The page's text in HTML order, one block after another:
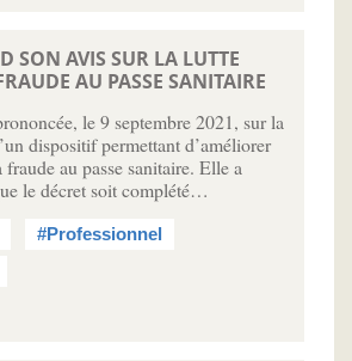
SON AVIS SUR LA LUTTE
AU PASSE SANITAIRE
le 9 septembre 2021, sur la
dispositif permettant d’améliorer
au passe sanitaire. Elle a
le décret soit complété…
#Professionnel